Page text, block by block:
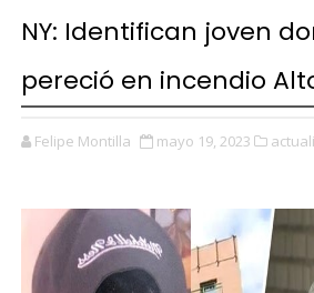
NY: Identifican joven
pereció en incendio
Felipe Montilla mayo 19, 2023